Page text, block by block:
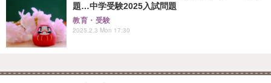
題…中学受験2025入試問題
教育・受験
2025.2.3 Mon 17:30